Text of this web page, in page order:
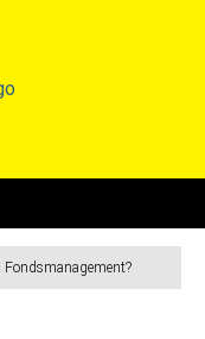
Fondsmanagement?